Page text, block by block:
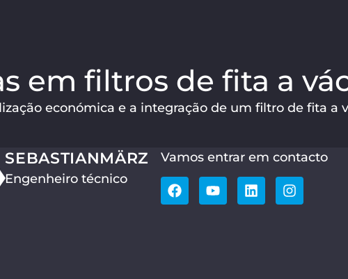
em filtros de fita a
económica e a integração de um filtro de fita a
SEBASTIANMÄRZ
Engenheiro técnico
Vamos entrar em contacto